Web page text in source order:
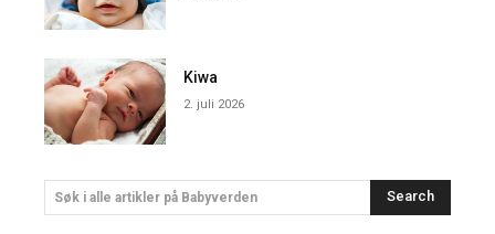
Kiwa
2. juli 2026
Søk i alle artikler på Babyverden Search